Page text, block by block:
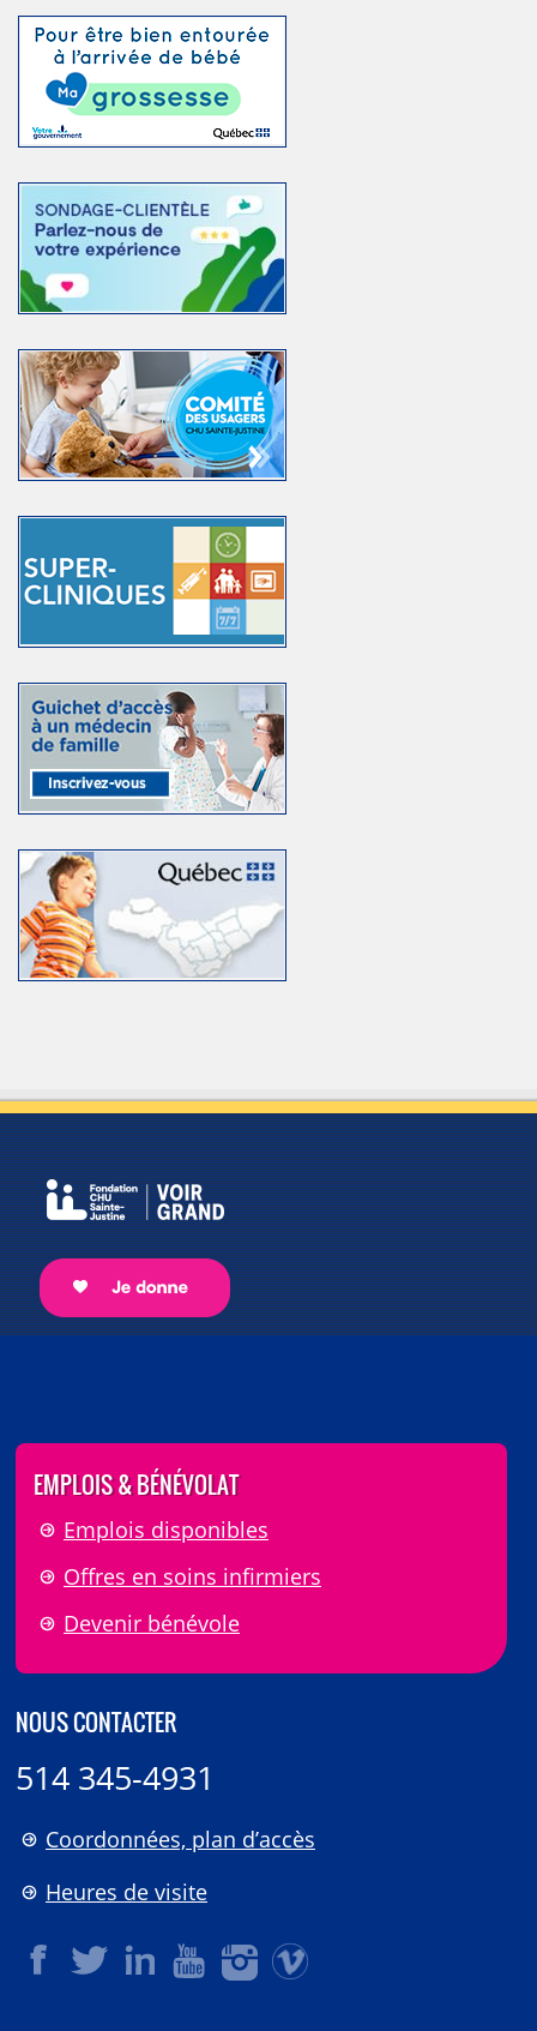
EMPLOIS & BÉNÉVOLAT
Emplois disponibles
Offres en soins infirmiers
Devenir bénévole
NOUS CONTACTER
514 345-4931
Coordonnées, plan d’accès
Heures de visite